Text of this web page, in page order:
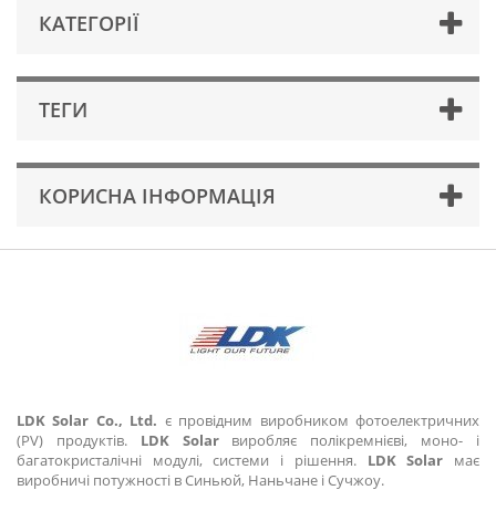
КАТЕГОРІЇ
ТЕГИ
КОРИСНА ІНФОРМАЦІЯ
LDK Solar Co., Ltd. є провідним виробником фотоелектричних
(PV) продуктів. LDK Solarвиробляє полікремнієві, моно- і
багатокристалічні модулі, системи і рішення. LDK Solar має
виробничі потужності в Синьюй, Наньчане і Сучжоу.